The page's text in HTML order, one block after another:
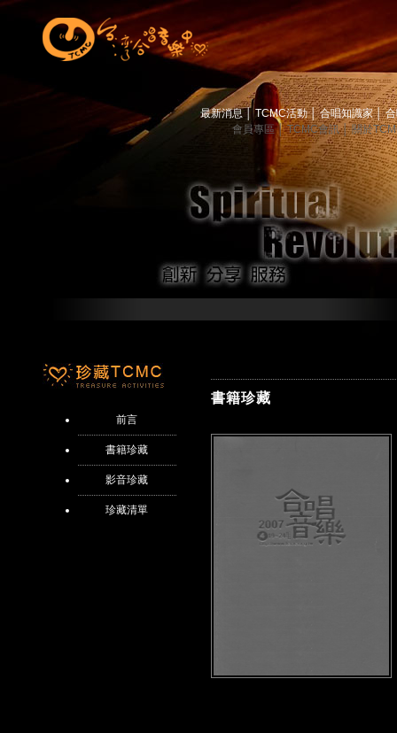
最新消息 TCMC活動│ 合唱知識家│
會員專區│ TCMC會訊│ 關於
前言
書籍珍藏
影音珍藏
珍藏清單
書籍珍藏